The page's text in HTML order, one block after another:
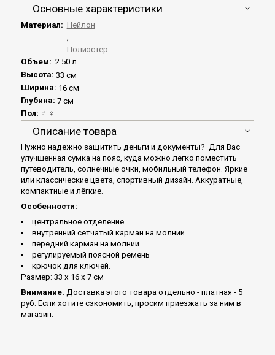
Основные характеристики
Материал: Нейлон
,
Полиэстер
Объем: 2.50 л.
Высота: 33 см
Ширина: 16 см
Глубина: 7 см
Пол: ♂ ♀
Описание товара
Нужно надежно защитить деньги и документы? Для Вас
улучшенная сумка на пояс, куда можно легко поместить
путеводитель, солнечные очки, мобильный телефон. Яркие
или классические цвета, спортивный дизайн. Аккуратные,
компактные и лёгкие.
Особенности:
центральное отделение
внутренний сетчатый карман на молнии
передний карман на молнии
регулируемый поясной ремень
крючок для ключей.
Размер: 33 х 16 х 7 см
Внимание. Доставка этого товара отдельно - платная - 5
руб. Если хотите сэкономить, просим приезжать за ним в
магазин.